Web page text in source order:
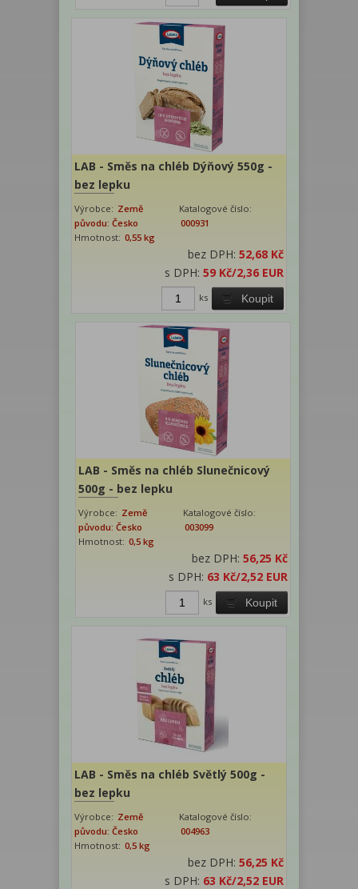
LAB - Směs na chléb Dýňový 550g -
bez lepku
Výrobce: Země
původu: Česko
Katalogové číslo:
000931
Hmotnost: 0,55 kg
bez DPH: 52,68 Kč
s DPH: 59 Kč/2,36 EUR
Koupit
ks
LAB - Směs na chléb Slunečnicový
500g - bez lepku
Výrobce: Země
původu: Česko
Katalogové číslo:
003099
Hmotnost: 0,5 kg
bez DPH:56,25 Kč
s DPH: 63 Kč/2,52 EUR
Koupit
ks
LAB - Směs na chléb Světlý 500g -
bez lepku
Výrobce: Země
původu: Česko
Katalogové číslo:
004963
Hmotnost: 0,5 kg
bez DPH: 56,25 Kč
s DPH: 63 Kč/2,52 EUR